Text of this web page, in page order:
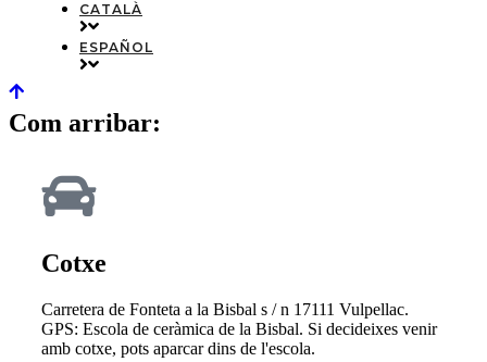
CATALÀ
ESPAÑOL
Com arribar:
Cotxe
Carretera de Fonteta a la Bisbal s / n 17111 Vulpellac.
GPS: Escola de ceràmica de la Bisbal. Si decideixes venir
amb cotxe, pots aparcar dins de l'escola.